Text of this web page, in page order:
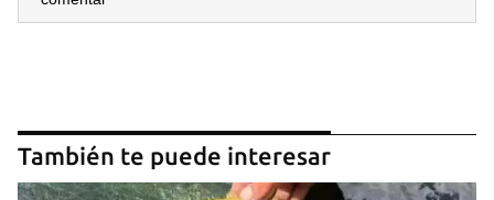
También te puede interesar